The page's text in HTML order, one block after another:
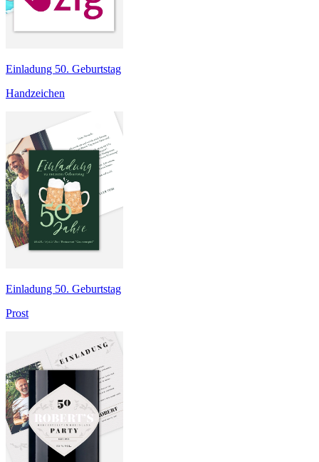
Einladung 50. Geburtstag
Handzeichen
Einladung 50. Geburtstag
Prost